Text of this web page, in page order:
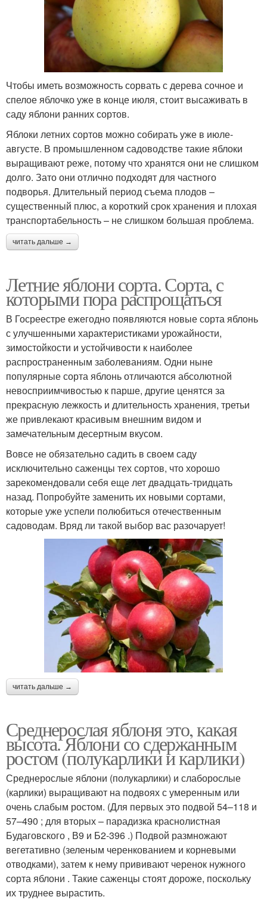
Чтобы иметь возможность сорвать с дерева сочное и
спелое яблочко уже в конце июля, стоит высаживать в
саду яблони ранних сортов.
Яблоки летних сортов можно собирать уже в июле-
августе. В промышленном садоводстве такие яблоки
выращивают реже, потому что хранятся они не слишком
долго. Зато они отлично подходят для частного
подворья. Длительный период съема плодов –
существенный плюс, а короткий срок хранения и плохая
транспортабельность – не слишком большая проблема.
читать дальше →
Летние яблони сорта. Сорта, с
которыми пора распрощаться
В Госреестре ежегодно появляются новые сорта яблонь
с улучшенными характеристиками урожайности,
зимостойкости и устойчивости к наиболее
распространенным заболеваниям. Одни ныне
популярные сорта яблонь отличаются абсолютной
невосприимчивостью к парше, другие ценятся за
прекрасную лежкость и длительность хранения, третьи
же привлекают красивым внешним видом и
замечательным десертным вкусом.
Вовсе не обязательно садить в своем саду
исключительно саженцы тех сортов, что хорошо
зарекомендовали себя еще лет двадцать-тридцать
назад. Попробуйте заменить их новыми сортами,
которые уже успели полюбиться отечественным
садоводам. Вряд ли такой выбор вас разочарует!
читать дальше →
Среднерослая яблоня это, какая
высота. Яблони со сдержанным
ростом (полукарлики и карлики)
Среднерослые яблони (полукарлики) и слаборослые
(карлики) выращивают на подвоях с умеренным или
очень слабым ростом. (Для первых это подвой 54–118 и
57–490 ; для вторых – парадизка краснолистная
Будаговского , В9 и Б2-396 .) Подвой размножают
вегетативно (зеленым черенкованием и корневыми
отводками), затем к нему прививают черенок нужного
сорта яблони . Такие саженцы стоят дороже, поскольку
их труднее вырастить.